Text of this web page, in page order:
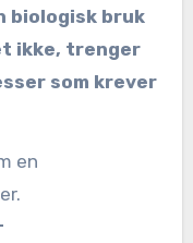
biologisk bruk
ikke, trenger
som krever
en